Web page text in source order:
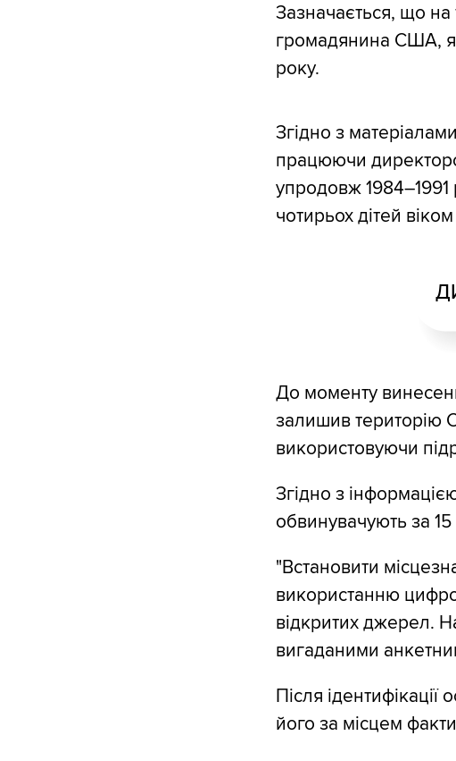
Зазначається, що на
громадянина США,
року.
Згідно з
працюючи
упродовж
чотирьох дітей
До моменту
залишив територію
використовуючи
Згідно з
обвинувачують за
"Встановити
використанню
відкритих джерел.
вигаданими
Після
його за місцем